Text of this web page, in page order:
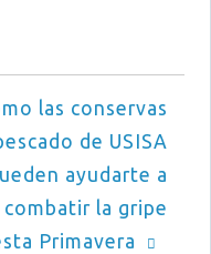
las conservas
de USISA
ayudarte a
combatir la gripe
Primavera